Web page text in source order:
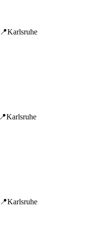
📍Karlsruhe
📍Karlsruhe
📍Karlsruhe